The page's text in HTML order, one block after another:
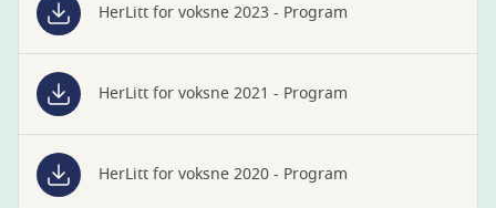
HerLitt for voksne 2023 - Program
HerLitt for voksne 2021 - Program
HerLitt for voksne 2020 - Program